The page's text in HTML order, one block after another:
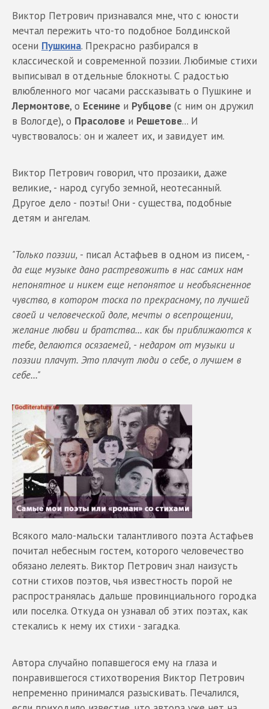
Виктор Петрович признавался мне, что с юности
мечтал пережить что-то подобное Болдинской
осени Пушкина. Прекрасно разбирался в
классической и современной поэзии. Любимые стихи
выписывал в отдельные блокноты. С радостью
влюбленного мог часами рассказывать о Пушкине и
Лермонтове, о Есенине и Рубцове (с ним он дружил
в Вологде), о Прасолове и Решетове... И
чувствовалось: он и жалеет их, и завидует им.
Виктор Петрович говорил, что прозаики, даже
великие, - народ сугубо земной, неотесанный.
Другое дело - поэты! Они - существа, подобные
детям и ангелам.
"Только поэзии, - писал Астафьев в одном из писем, -
да еще музыке дано растревожить в нас самих нам
непонятное и никем еще непонятое и необъясненное
чувство, в котором тоска по прекрасному, по лучшей
своей и человеческой доле, мечты о всепрощении,
желание любви и братства... как бы приближаются к
тебе, делаются осязаемей, - недаром от музыки и
поэзии плачут. Это плачут люди о себе, о лучшем в
себе..."
Всякого мало-мальски талантливого поэта Астафьев
почитал небесным гостем, которого человечество
обязано лелеять. Виктор Петрович знал наизусть
сотни стихов поэтов, чья известность порой не
распространялась дальше провинциального городка
или поселка. Откуда он узнавал об этих поэтах, как
стекались к нему их стихи - загадка.
Автора случайно попавшегося ему на глаза и
понравившегося стихотворения Виктор Петрович
непременно принимался разыскивать. Печалился,